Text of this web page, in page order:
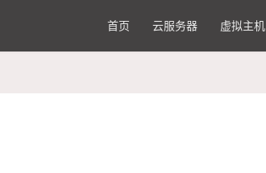
首页 云服务器 虚拟主机